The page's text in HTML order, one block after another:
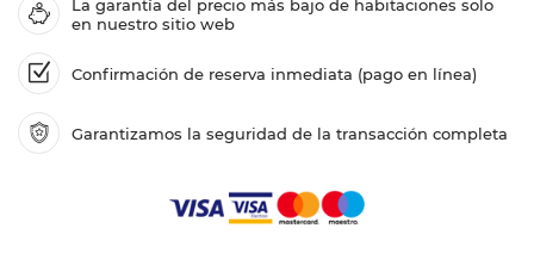
La garantía del precio más bajo de habitaciones solo
en nuestro sitio web
Confirmación de reserva inmediata (pago en línea)
Garantizamos la seguridad de la transacción completa